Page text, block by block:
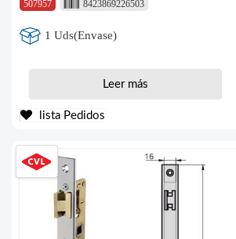
507957
8423869226503
1 Uds(Envase)
Leer más
lista Pedidos